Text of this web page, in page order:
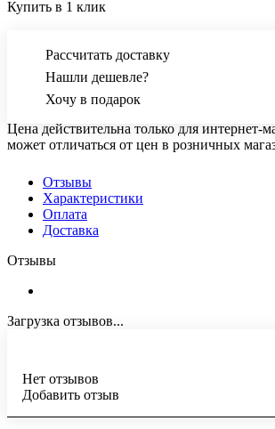
Купить в 1 клик
Рассчитать доставку
Нашли дешевле?
Хочу в подарок
Цена действительна только для интернет-
может отличаться от цен в розничных
Отзывы
Характеристики
Оплата
Доставка
Отзывы
Загрузка отзывов...
Нет отзывов
Добавить отзыв